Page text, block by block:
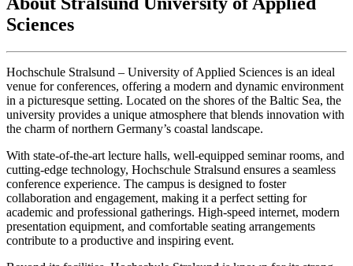
Sciences
Hochschule Stralsund – University of Applied Sciences is an ideal
venue for conferences, offering a modern and dynamic environment
in a picturesque setting. Located on the shores of the Baltic Sea, the
university provides a unique atmosphere that blends innovation with
the charm of northern Germany’s coastal landscape.
With state-of-the-art lecture halls, well-equipped seminar rooms, and
cutting-edge technology, Hochschule Stralsund ensures a seamless
conference experience. The campus is designed to foster
collaboration and engagement, making it a perfect setting for
academic and professional gatherings. High-speed internet, modern
presentation equipment, and comfortable seating arrangements
contribute to a productive and inspiring event.